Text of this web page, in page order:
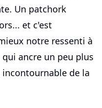
Un patchork
et c'est
notre ressenti à
ancre un peu plus
de la